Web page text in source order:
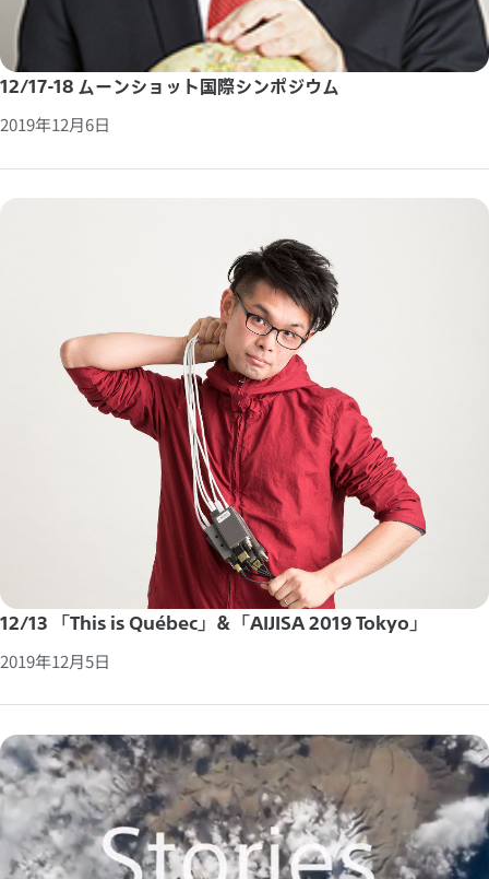
12/17-18 ムーンショット国際シンポジウム
2019年12月6日
12/13 「This is Québec」＆「AIJISA 2019 Tokyo」
2019年12月5日